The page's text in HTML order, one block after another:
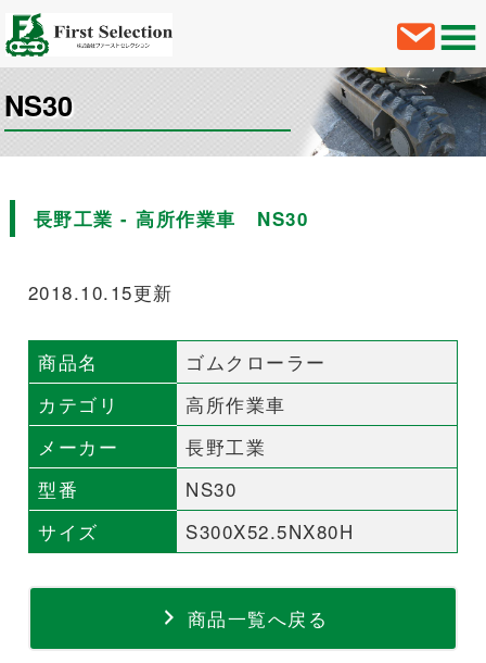
NS30
長野工業 - 高所作業車 NS30
2018.10.15更新
商品名
ゴムクローラー
カテゴリ
高所作業車
メーカー
長野工業
型番
NS30
サイズ
S300X52.5NX80H
商品一覧へ戻る